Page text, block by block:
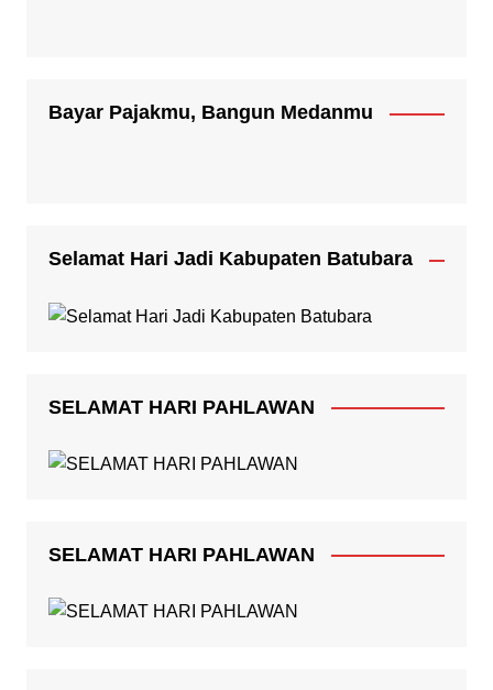
Bayar Pajakmu, Bangun Medanmu
Selamat Hari Jadi Kabupaten Batubara
SELAMAT HARI PAHLAWAN
SELAMAT HARI PAHLAWAN